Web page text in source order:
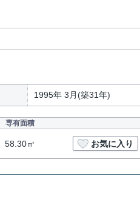
1995年 3月(築31年)
専有面積
58.30㎡ お気に入り